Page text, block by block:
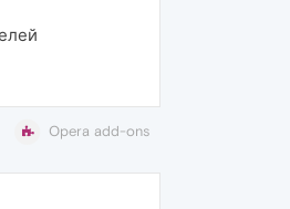
Opera add-ons